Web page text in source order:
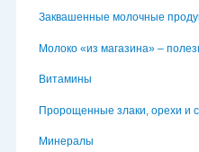
Заквашенные молочные
Молоко «из магазина» –
Витамины
Пророщенные злаки, орехи и
Минералы